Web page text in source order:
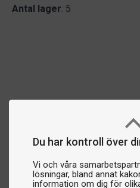
Du har kontroll över
Vi och våra
lösningar, bland annat
information om dig för
Antal lager: 5